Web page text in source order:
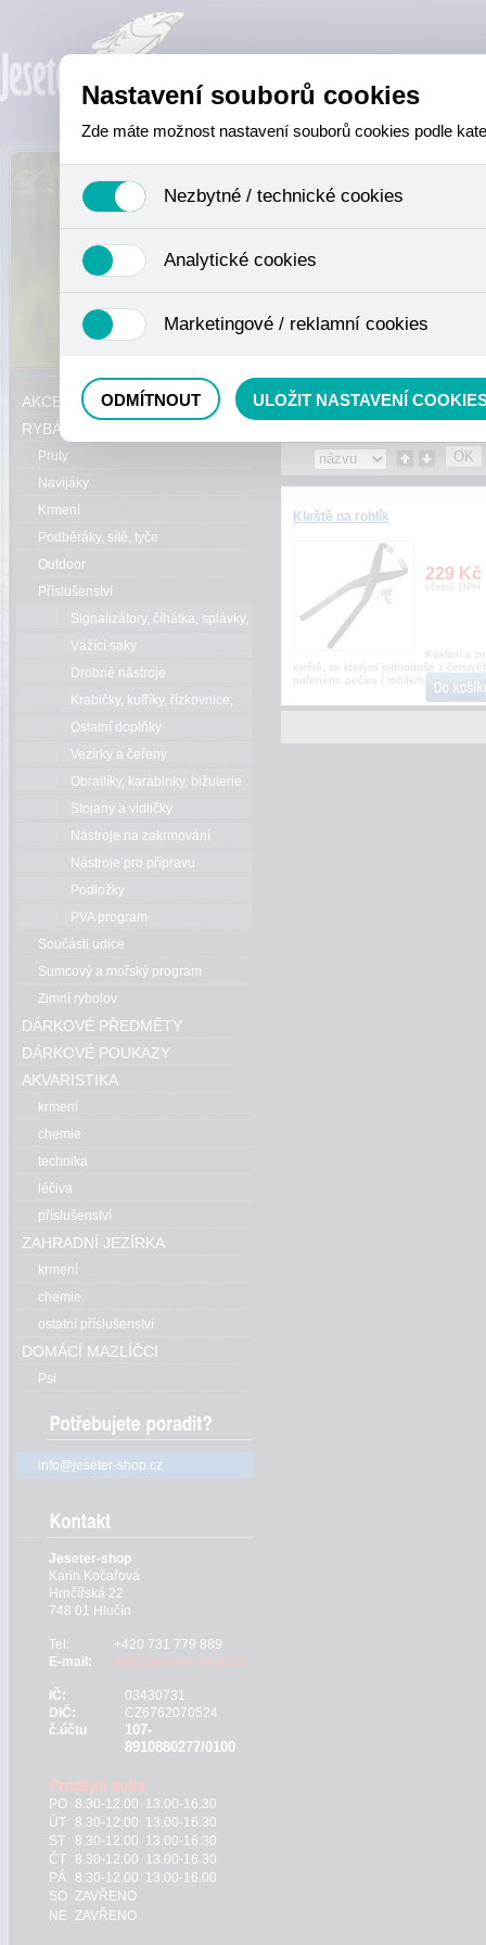
Kleště na rohlík
229 Kč
včetně DPH
Kvalitní a
kleště, se kterými jednoduše z
pařeného pečiva ( rohlík/houska )
AKCE, SLEVY, VÝPRODEJ
RYBÁŘSKÝ SORTIMENT
Pruty
Navijáky
Krmení
Podběráky, sítě, tyče
Outdoor
Příslušenství
Signalizátory, číhátka, splávky,
bójky
Vážící saky
Drobné nástroje
Krabičky, kufříky, řízkovnice,
kbelíky
Ostatní doplňky
Vezírky a čeřeny
Obratlíky, karabinky, bižuterie
Stojany a vidličky
Nástroje na zakrmování
Nástroje pro přípravu
Podložky
PVA program
Součásti udice
Sumcový a mořský program
Zimní rybolov
DÁRKOVÉ PŘEDMĚTY
DÁRKOVÉ POUKAZY
AKVARISTIKA
krmení
chemie
technika
léčiva
příslušenství
ZAHRADNÍ JEZÍRKA
krmení
chemie
ostatní příslušenství
DOMÁCÍ MAZLÍČCI
Psi
info@jeseter-shop.cz
Jeseter-shop
Karin Kočařová
Hrnčířská 22
748 01 Hlučín
Tel:
+420 731 779 889
E-mail:
info@jeseter-shop.cz
IČ:
03430731
DIČ:
CZ6762070524
č.účtu
107-
8910880277/0100
PO 8.30-12.00 13.00-16.30
ÚT
8.30-12.00 13.00-16.30
ST
8.30-12.00 13.00-16.30
ČT
8.30-12.00 13.00-16.30
PÁ
8.30-12.00 13.00-16.00
SO ZAVŘENO
NE ZAVŘENO
Nastavení souborů cookies
Zde máte možnost nastavení souborů cookies podle
Nezbytné / technické cookies
se mimo jiné k ukládání produktů v nákupním košíku,
není zapotřebí Váš souhlas a není možné jej ani odebrat.
Analytické cookies
nejedná o osobní údaje, protože anonymizované cookies
odkazy, prohlížené zboží apod.
Marketingové / reklamní cookies
ODMÍTNOUT ULOŽIT NASTAVENÍ